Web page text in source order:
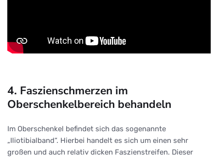
4. Faszienschmerzen im
Oberschenkelbereich behandeln
Im Oberschenkel befindet sich das sogenannte
„Iliotibialband“. Hierbei handelt es sich um einen sehr
großen und auch relativ dicken Faszienstreifen. Dieser